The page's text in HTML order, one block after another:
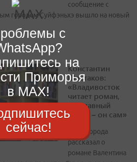
сообщение с
городом Суйфэньхэ вышло на новый
Константин
Шестаков:
«Владивосток
читает роман,
где главный
герой – он сам»
Глава города
рассказал о
романе Валентина
с
на
Приморья
в MAX!
сейчас!